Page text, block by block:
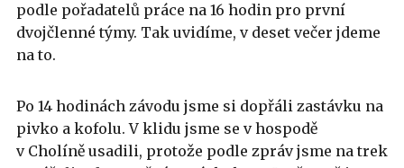
podle pořadatelů práce na 16 hodin pro první
dvojčlenné týmy. Tak uvidíme, v deset večer jdeme
na to.
Po 14 hodinách závodu jsme si dopřáli zastávku na
pivko a kofolu. V klidu jsme se v hospodě
v Cholíně usadili, protože podle zpráv jsme na trek